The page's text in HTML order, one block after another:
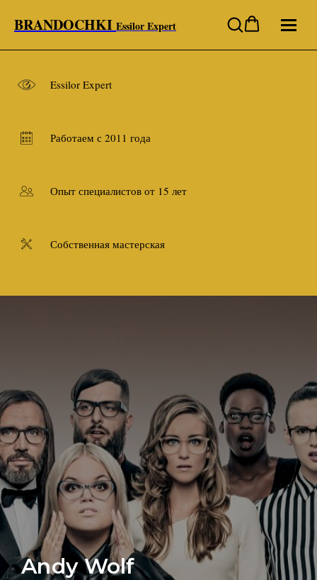
BRANDOCHKI Essilor Expert
Essilor Expert
Работаем с 2011 года
Опыт специалистов от 15 лет
Собственная мастерская
Andy Wolf